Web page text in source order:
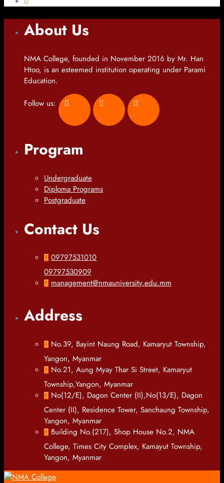
About Us
NMA College, founded in November 2016 by Mr. Han
Htoo, is an esteemed institution operating under Parami
Education.
Follow us:
Program
Undergraduate
Diploma Programs
Postgraduate
Contact Us
09797531010
09797530909
management@nmauniversity.edu.mm
Address
No.39, Bayint Naung Road, Kamaryut Township,
Yangon, Myanmar
No.21, Aung Myay Thar Si Street, Kamaryut
Township,Yangon, Myanmar
No(12/E), Dagon Center (II),No(13/E), Dagon
Center (II), Residence Tower, Sanchaung Township,
Yangon, Myanmar
Building No.(217), Shop House No.2, NMA
College, Times City Complex, Kamayut Township,
Yangon, Myanmar